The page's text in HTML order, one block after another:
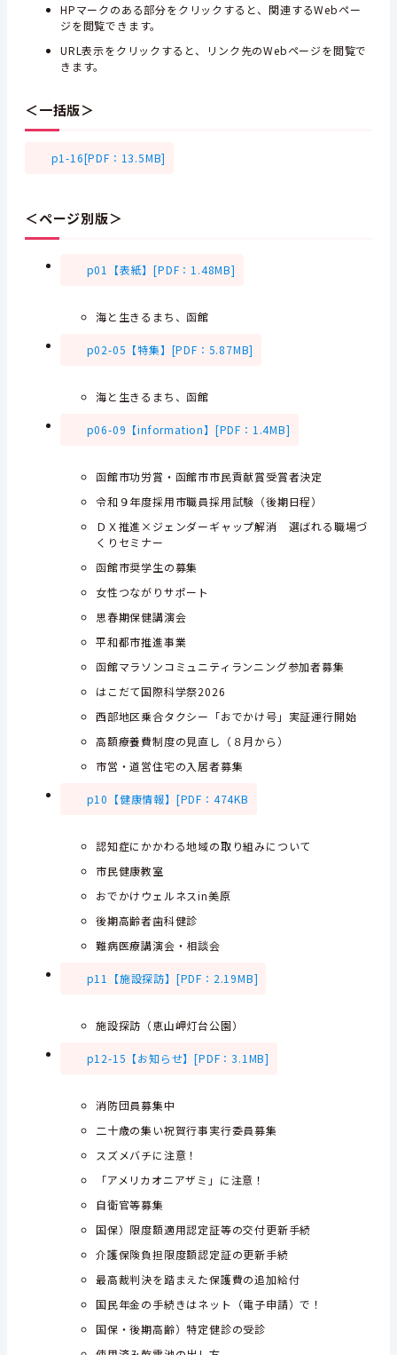
HPマークのある部分をクリックすると、関連するWebペー
ジを閲覧できます。
URL表示をクリックすると、リンク先のWebページを閲覧で
きます。
＜一括版＞
p1-16[PDF：13.5MB]
＜ページ別版＞
p01【表紙】[PDF：1.48MB]
海と生きるまち、函館
p02-05【特集】[PDF：5.87MB]
海と生きるまち、函館
p06-09【information】[PDF：1.4MB]
函館市功労賞・函館市市民貢献賞受賞者決定
令和９年度採用市職員採用試験（後期日程）
ＤＸ推進×ジェンダーギャップ解消 選ばれる職場づ
くりセミナー
函館市奨学生の募集
女性つながりサポート
思春期保健講演会
平和都市推進事業
函館マラソンコミュニティランニング参加者募集
はこだて国際科学祭2026
西部地区乗合タクシー「おでかけ号」実証運行開始
高額療養費制度の見直し（８月から）
市営・道営住宅の入居者募集
p10【健康情報】[PDF：474KB
認知症にかかわる地域の取り組みについて
市民健康教室
おでかけウェルネスin美原
後期高齢者歯科健診
難病医療講演会・相談会
p11【施設探訪】[PDF：2.19MB]
施設探訪（恵山岬灯台公園）
p12-15【お知らせ】[PDF：3.1MB]
消防団員募集中
二十歳の集い祝賀行事実行委員募集
スズメバチに注意！
「アメリカオニアザミ」に注意！
自衛官等募集
国保）限度額適用認定証等の交付更新手続
介護保険負担限度額認定証の更新手続
最高裁判決を踏まえた保護費の追加給付
国民年金の手続きはネット（電子申請）で！
国保・後期高齢）特定健診の受診